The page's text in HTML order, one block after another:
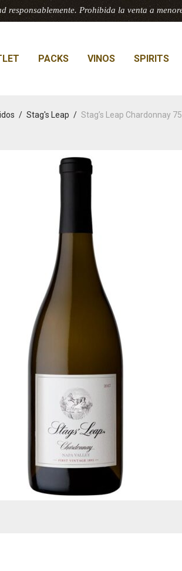
responsablemente. Prohibida la venta a
PACKS VINOS SPIRITS
/ Stag's Leap / Stag’s Leap Chardonnay